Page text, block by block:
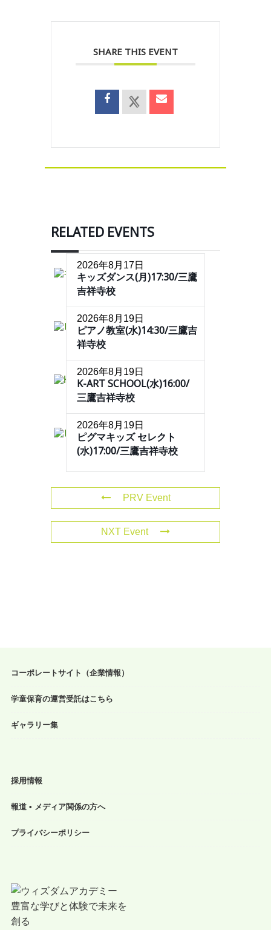
SHARE THIS EVENT
RELATED EVENTS
2026年8月17日
キッズダンス(月)17:30/三鷹
吉祥寺校
2026年8月19日
ピアノ教室(水)14:30/三鷹吉
祥寺校
2026年8月19日
K-ART SCHOOL(水)16:00/
三鷹吉祥寺校
2026年8月19日
ピグマキッズ セレクト
(水)17:00/三鷹吉祥寺校
PRV Event
NXT Event
コーポレートサイト（企業情報）
学童保育の運営受託はこちら
ギャラリー集
採用情報
報道 • メディア関係の方へ
プライバシーポリシー